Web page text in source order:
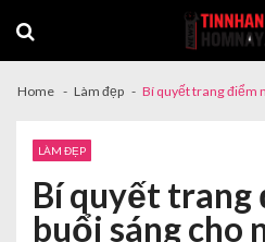
navigation
content
Home Làm đẹp Bí quyết trang điểm
LÀM ĐẸP
Bí quyết trang
buổi sáng cho